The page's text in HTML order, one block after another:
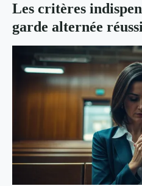
Les critères
garde alternée